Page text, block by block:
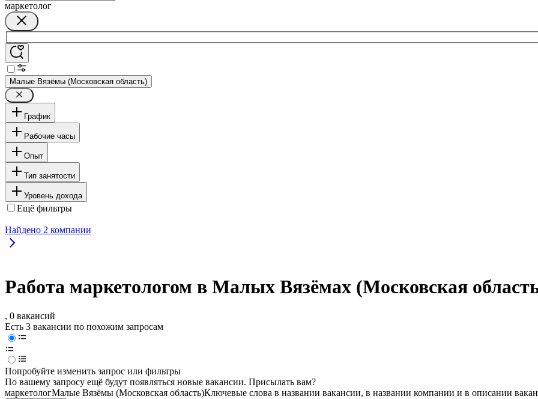
маркетолог
Малые Вязёмы (Московская область)
График
Рабочие часы
Опыт
Тип занятости
Уровень дохода
Ещё фильтры
Найдено 2 компании
Работа маркетологом в Малых Вязёмах (Московская
, 0 вакансий
Есть 3 вакансии по похожим запросам
Попробуйте изменить запрос или фильтры
По вашему запросу ещё будут появляться новые вакансии. Присылать вам?
маркетологМалые Вязёмы (Московская область)Ключевые слова в названии вакансии, в названии компании и в описании